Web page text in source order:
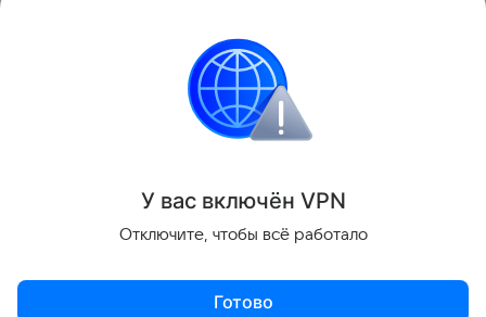
по достижении соответствующего возраста.
Поделиться
У вас включён VPN
Отключите, чтобы всё работало
Готово